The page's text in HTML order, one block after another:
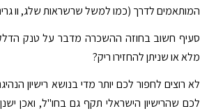
המותאמים לדרך (כמו למשל שרשראות שלג, וו
סעיף חשוב בחוזה ההשכרה מדבר על טנק
מלא או שניתן להחזירו ריק?
לא רוצים לחפור לכם יותר מדי בנושא רישיון
לכם שהרישיון הישראלי תקף גם בחו"ל, ואכן